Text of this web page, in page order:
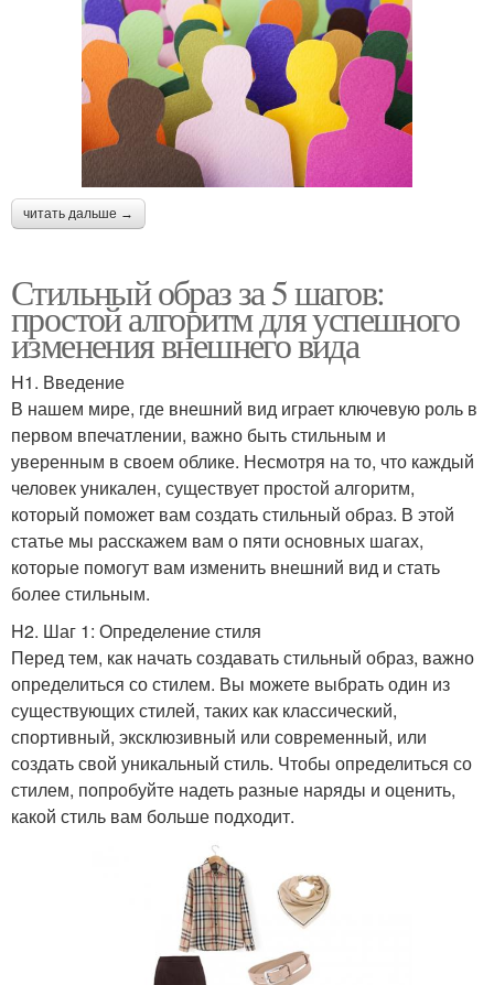
читать дальше →
Стильный образ за 5 шагов:
простой алгоритм для успешного
изменения внешнего вида
H1. Введение
В нашем мире, где внешний вид играет ключевую роль в
первом впечатлении, важно быть стильным и
уверенным в своем облике. Несмотря на то, что каждый
человек уникален, существует простой алгоритм,
который поможет вам создать стильный образ. В этой
статье мы расскажем вам о пяти основных шагах,
которые помогут вам изменить внешний вид и стать
более стильным.
H2. Шаг 1: Определение стиля
Перед тем, как начать создавать стильный образ, важно
определиться со стилем. Вы можете выбрать один из
существующих стилей, таких как классический,
спортивный, эксклюзивный или современный, или
создать свой уникальный стиль. Чтобы определиться со
стилем, попробуйте надеть разные наряды и оценить,
какой стиль вам больше подходит.